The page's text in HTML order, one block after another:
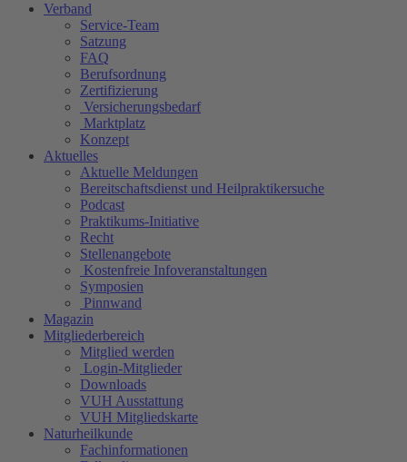
Verband
Service-Team
Satzung
FAQ
Berufsordnung
Zertifizierung
Versicherungsbedarf
Marktplatz
Konzept
Aktuelles
Aktuelle Meldungen
Bereitschaftsdienst und Heilpraktikersuche
Podcast
Praktikums-Initiative
Recht
Stellenangebote
Kostenfreie Infoveranstaltungen
Symposien
Pinnwand
Magazin
Mitgliederbereich
Mitglied werden
Login-Mitglieder
Downloads
VUH Ausstattung
VUH Mitgliedskarte
Naturheilkunde
Fachinformationen